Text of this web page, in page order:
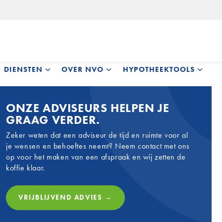
DIENSTEN OVER NVO HYPOTHEEKTOOLS
ONZE ADVISEURS HELPEN JE
GRAAG VERDER.
Zeker weten dat een adviseur de tijd en ruimte voor al
je wensen en behoeftes neemt? Neem contact met ons
op voor het maken van een afspraak en wij zetten de
koffie klaar.
VRIJBLIJVEND ADVIES →